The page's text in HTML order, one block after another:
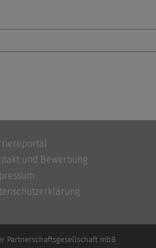
und Bewerbung
Partnerschaftsgesellschaft mbB